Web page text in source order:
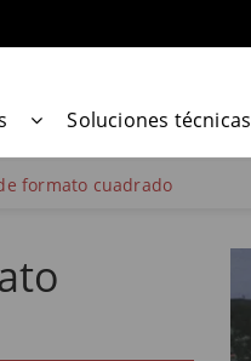
Soluciones técnicas
formato cuadrado